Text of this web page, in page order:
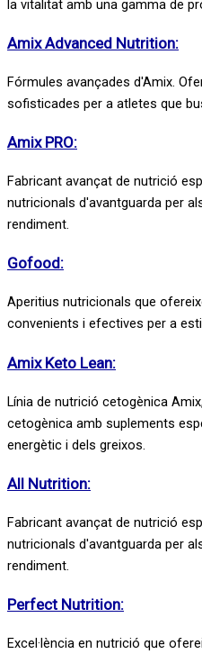
la vitalitat amb una gamma de
Amix Advanced Nutrition:
Fórmules avançades d'Amix.
sofisticades per a atletes que
Amix PRO:
Fabricant avançat de nutrició
nutricionals d'avantguarda per
rendiment.
Gofood:
Aperitius nutricionals que
convenients i efectives per a
Amix Keto Lean:
Línia de nutrició cetogènica
cetogènica amb suplements
energètic i dels greixos.
All Nutrition:
Fabricant avançat de nutrició
nutricionals d'avantguarda per
rendiment.
Perfect Nutrition:
Excel·lència en nutrició que